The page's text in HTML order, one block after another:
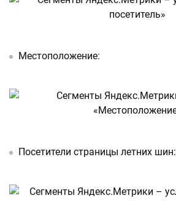
Местоположение:
Посетители страницы летних шин: